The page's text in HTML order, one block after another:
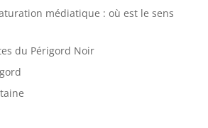
médiatique : où est le sens
du Périgord Noir